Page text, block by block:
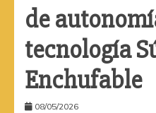
de
tecnología
Enchufable
08/05/2026